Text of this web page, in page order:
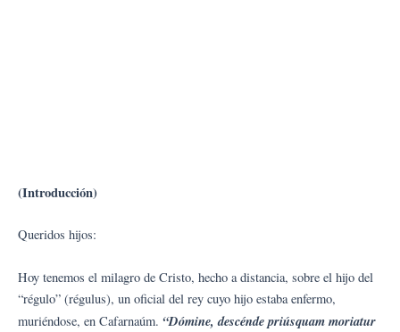
(Introducción)
Queridos hijos:
Hoy tenemos el milagro de Cristo, hecho a distancia, sobre el hijo del
“régulo” (régulus), un oficial del rey cuyo hijo estaba enfermo,
muriéndose, en Cafarnaúm. “Dómine, descénde priúsquam moriatur